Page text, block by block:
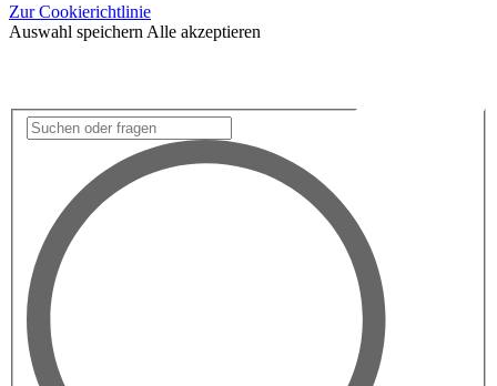
Zur Cookierichtlinie
Auswahl speichern Alle akzeptieren